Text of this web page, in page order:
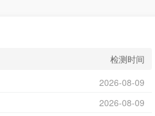
检测时间
2026-08-09
2026-08-09